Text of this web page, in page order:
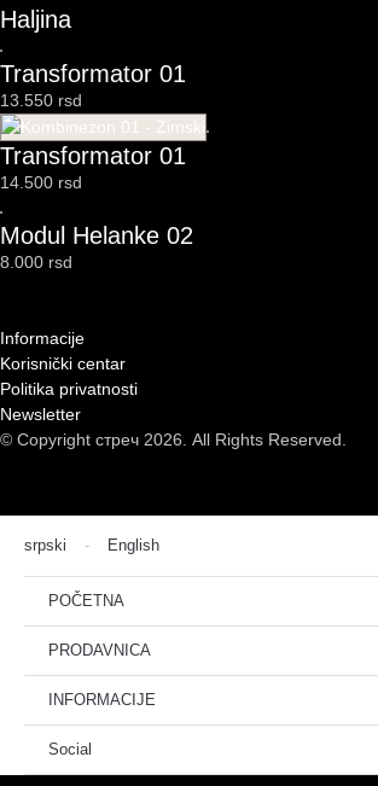
Haljina
Transformator 01
13.550 rsd
Transformator 01
14.500 rsd
Modul Helanke 02
8.000 rsd
Informacije
Korisnički centar
Politika privatnosti
Newsletter
© Copyright стреч 2026. All Rights Reserved.
POČETNA
PRODAVNICA
INFORMACIJE
Social
srpski English